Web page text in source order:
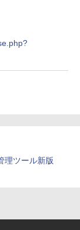
理ツール新版